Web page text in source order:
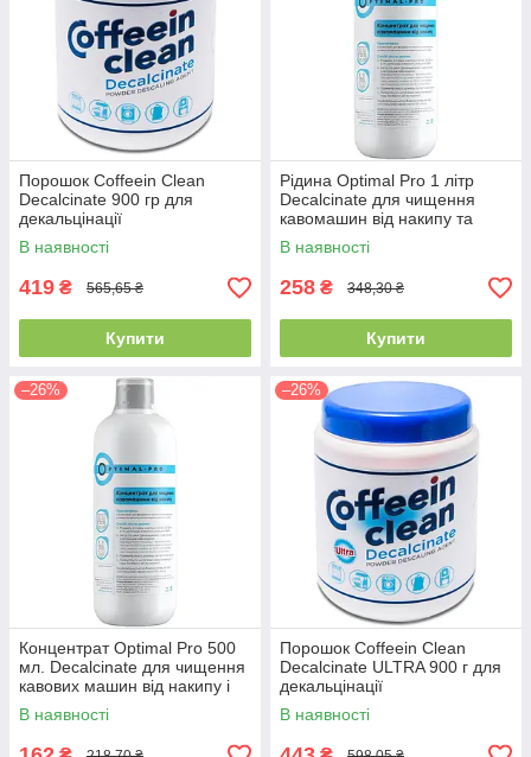
Порошок Coffeein Clean
Decalcinate 900 гр для
декальцінації
В наявності
419 ₴ 565,65 ₴
Купити
Рідина Optimal Pro 1 літр
Decalcinate для чищення
кавомашин від накипу та
декальцинації
В наявності
258 ₴ 348,30 ₴
Купити
–26%
Концентрат Optimal Pro 500
мл. Decalcinate для чищення
кавових машин від накипу і
декальцинації
В наявності
–26%
Порошок Coffeein Clean
Decalcinate ULTRA 900 г для
декальцінації
В наявності